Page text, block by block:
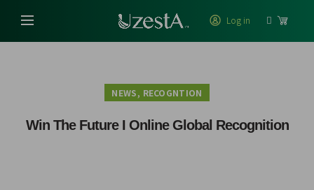
Log in
NEWS, RECOGNTION
Win The Future I Online Global Recognition